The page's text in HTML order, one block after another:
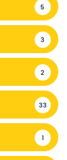
5
3
2
33
1